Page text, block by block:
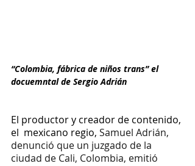
“Colombia, fábrica de niños trans” el
docuemntal de Sergio Adrián
El productor y creador de contenido,
el  mexicano regio, Samuel Adrián,
denunció que un juzgado de la
ciudad de Cali, Colombia, emitió